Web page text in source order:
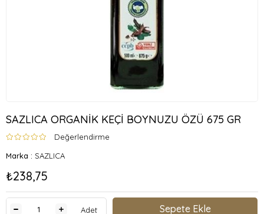
SAZLICA ORGANİK KEÇİ BOYNUZU ÖZÜ 675 GR
Değerlendirme
Marka : SAZLICA
₺238,75
Adet